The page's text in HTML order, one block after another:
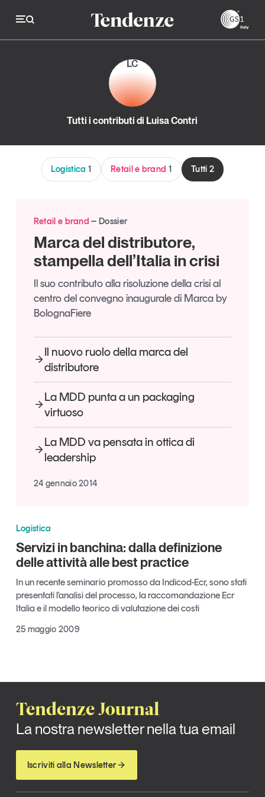
Tendenze
Economia e consumi
Logistica
Retail e brand
Grandi temi
Magazine
Articoli
Opinioni
Dossier
Interviste
Comunicati stampa
Podcast
Studi e ricerche
Tutti gli studi e le ricerche
Tutti gli appuntamenti
Chi siamo
Tendenze Journal
La nostra newsletter nella tua email
Iscriviti
Un anno di
Tendenze2026
LC
Tutti i contributi di Luisa Contri
Logistica 1 Retail e brand 1 Tutti 2
Retail e brand Dossier
Marca del distributore,
stampella dell’Italia in crisi
Il suo contributo alla risoluzione della crisi al
centro del convegno inaugurale di Marca by
BolognaFiere
Il nuovo ruolo della marca del
distributore
La MDD punta a un packaging
virtuoso
La MDD va pensata in ottica di
leadership
24 gennaio 2014
Logistica
Servizi in banchina: dalla definizione
delle attività alle best practice
In un recente seminario promosso da Indicod-Ecr, sono stati
presentati l'analisi del processo, la raccomandazione Ecr
Italia e il modello teorico di valutazione dei costi
25 maggio 2009
Tendenze Journal
La nostra newsletter nella tua email
Iscriviti alla Newsletter